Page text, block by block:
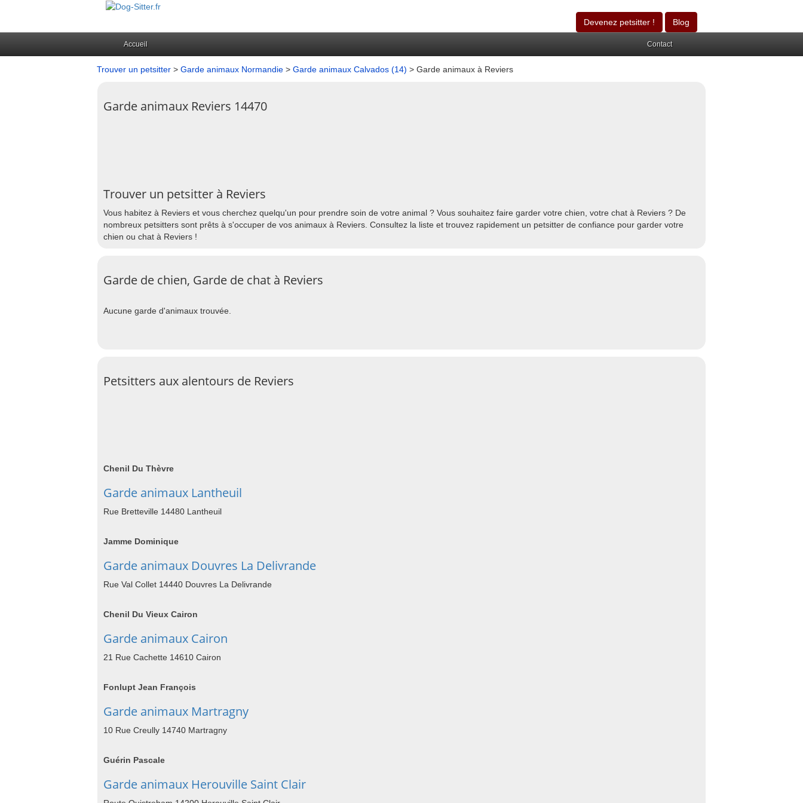
Devenez petsitter ! Blog
Accueil Contact
Trouver un petsitter > Garde animaux Normandie > Garde animaux Calvados (14) > Garde animaux à Reviers
Garde animaux Reviers 14470
Trouver un petsitter à Reviers
Vous habitez à Reviers et vous cherchez quelqu'un pour prendre soin de votre animal ? Vous souhaitez faire garder votre chien, votre chat à Reviers ? De
nombreux petsitters sont prêts à s'occuper de vos animaux à Reviers. Consultez la liste et trouvez rapidement un petsitter de confiance pour garder votre
chien ou chat à Reviers !
Garde de chien, Garde de chat à Reviers
Aucune garde d'animaux trouvée.
Petsitters aux alentours de Reviers
Chenil Du Thèvre
Garde animaux Lantheuil
Rue Bretteville 14480 Lantheuil
Jamme Dominique
Garde animaux Douvres La Delivrande
Rue Val Collet 14440 Douvres La Delivrande
Chenil Du Vieux Cairon
Garde animaux Cairon
21 Rue Cachette 14610 Cairon
Fonlupt Jean François
Garde animaux Martragny
10 Rue Creully 14740 Martragny
Guérin Pascale
Garde animaux Herouville Saint Clair